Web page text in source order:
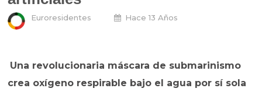
Euroresidentes Hace 13 Años
Una revolucionaria máscara de submarinismo
crea oxígeno respirable bajo el agua por sí sola